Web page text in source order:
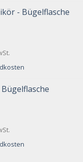
- Bügelflasche